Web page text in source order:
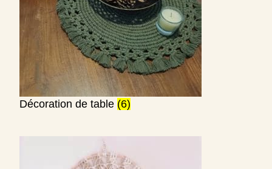
Décoration de table (6)